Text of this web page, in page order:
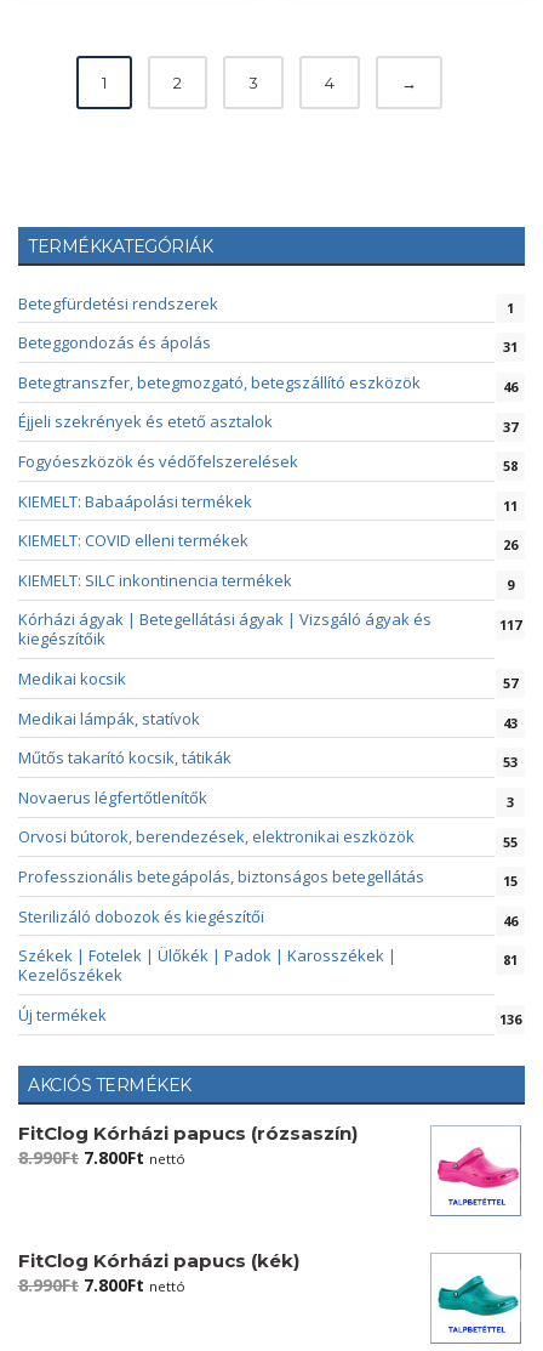
1 2 3 4 →
TERMÉKKATEGÓRIÁK
Betegfürdetési rendszerek 1
Beteggondozás és ápolás 31
Betegtranszfer, betegmozgató, betegszállító eszközök 46
Éjjeli szekrények és etető asztalok 37
Fogyóeszközök és védőfelszerelések 58
KIEMELT: Babaápolási termékek 11
KIEMELT: COVID elleni termékek 26
KIEMELT: SILC inkontinencia termékek 9
Kórházi ágyak | Betegellátási ágyak | Vizsgáló ágyak és
kiegészítőik
117
Medikai kocsik 57
Medikai lámpák, statívok 43
Műtős takarító kocsik, tátikák 53
Novaerus légfertőtlenítők 3
Orvosi bútorok, berendezések, elektronikai eszközök 55
Professzionális betegápolás, biztonságos betegellátás 15
Sterilizáló dobozok és kiegészítői 46
Székek | Fotelek | Ülőkék | Padok | Karosszékek |
Kezelőszékek
81
Új termékek 136
AKCIÓS TERMÉKEK
FitClog Kórházi papucs (rózsaszín)
8.990Ft Original
7.800Ft Current
nettó
FitClog Kórházi papucs (kék)
8.990Ft Original
7.800Ft Current
nettó